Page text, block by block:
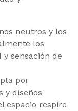
neutros y los
los
sensación de
por
y diseños
espacio respire